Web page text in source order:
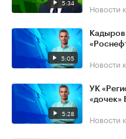
5:34 Новости
5:05
Кадыров
Новости
5:28
УК
«дочек»
Новости